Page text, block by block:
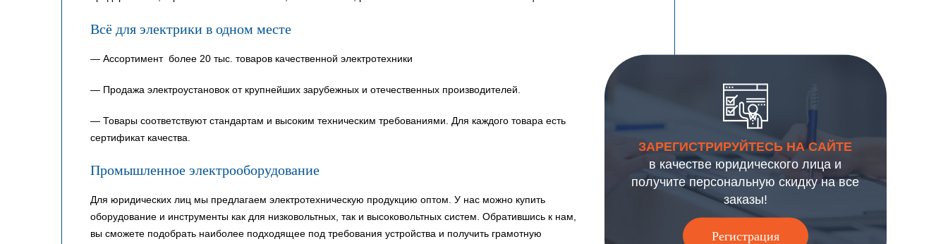
Всё для электрики в одном месте
— Ассортимент более 20 тыс. товаров качественной электротехники
— Продажа электроустановок от крупнейших зарубежных и отечественных производителей.
— Товары соответствуют стандартам и высоким техническим требованиями. Для каждого товара есть
сертификат качества.
Промышленное электрооборудование
Для юридических лиц мы предлагаем электротехническую продукцию оптом. У нас можно купить
оборудование и инструменты как для низковольтных, так и высоковольтных систем. Обратившись к нам,
вы сможете подобрать наиболее подходящее под требования устройства и получить грамотную
ЗАРЕГИСТРИРУЙТЕСЬ НА САЙТЕ
в качестве юридического лица и
получите персональную скидку на все
заказы!
Регистрация